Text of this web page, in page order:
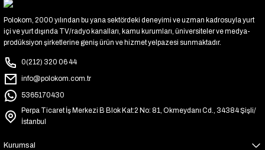
Polokom, 2000 yılından bu yana sektördeki deneyimi ve uzman kadrosuyla yurt
içi ve yurt dışında TV/radyo kanalları, kamu kurumları, üniversiteler ve medya-
prodüksiyon şirketlerine geniş ürün ve hizmet yelpazesi sunmaktadır.
0(212) 320 06 44
info@polokom.com.tr
5365170430
Perpa Ticaret İş Merkezi B Blok Kat:2 No: 81, Okmeydanı Cd., 34384 Şişli/
İstanbul
Kurumsal